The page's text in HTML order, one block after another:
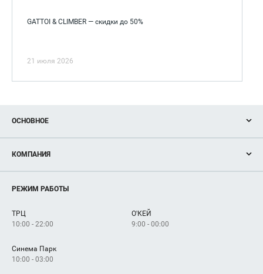
GATTOI & CLIMBER — скидки до 50%
21 июля 2026
ОСНОВНОЕ
Новости
Магазины
Услуги
КОМПАНИЯ
Рекламодателям
Как добраться
РЕЖИМ РАБОТЫ
ТРЦ
10:00 - 22:00
О'КЕЙ
9:00 - 00:00
Синема Парк
10:00 - 03:00